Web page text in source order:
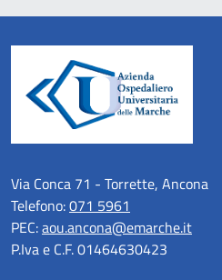
Via Conca 71 - Torrette, Ancona
Telefono:071 5961
PEC:aou.ancona@emarche.it
P.Iva e C.F. 01464630423